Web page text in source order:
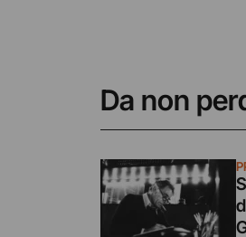
Da non